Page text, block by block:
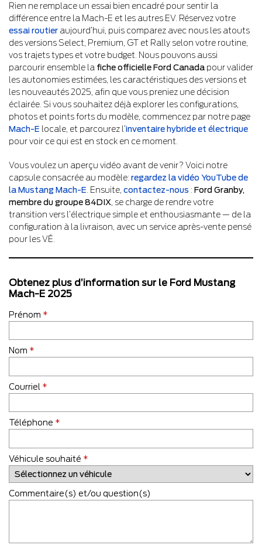
Rien ne remplace un essai bien encadré pour sentir la
différence entre la Mach-E et les autres EV. Réservez votre
essai routier aujourd’hui, puis comparez avec nous les atouts
des versions Select, Premium, GT et Rally selon votre routine,
vos trajets types et votre budget. Nous pouvons aussi
parcourir ensemble la fiche officielle Ford Canada pour valider
les autonomies estimées, les caractéristiques des versions et
les nouveautés 2025, afin que vous preniez une décision
éclairée. Si vous souhaitez déjà explorer les configurations,
photos et points forts du modèle, commencez par notre page
Mach-E locale, et parcourez l’inventaire hybride et électrique
pour voir ce qui est en stock en ce moment.
Vous voulez un aperçu vidéo avant de venir? Voici notre
capsule consacrée au modèle: regardez la vidéo YouTube de
la Mustang Mach-E . Ensuite, contactez-nous : Ford Granby,
membre du groupe 84DIX , se charge de rendre votre
transition vers l’électrique simple et enthousiasmante — de la
configuration à la livraison, avec un service après-vente pensé
pour les VÉ.
Obtenez plus d’information sur le Ford Mustang
Mach-E 2025
Prénom *
Nom *
Courriel *
Téléphone *
Véhicule souhaité *
Commentaire(s) et/ou question(s)